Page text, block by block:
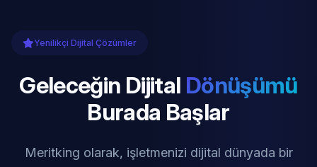
Yenilikçi Dijital Çözümler
Geleceğin Dijital Dönüşümü
Burada Başlar
Meritking olarak, işletmenizi dijital dünyada bir